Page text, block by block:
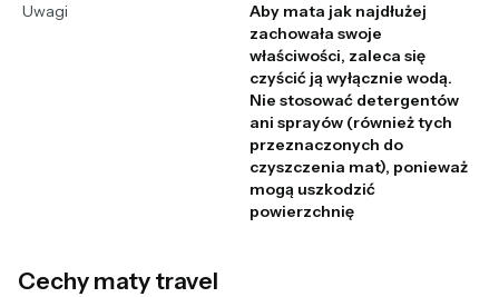
Uwagi
Aby mata jak najdłużej
zachowała swoje
właściwości, zaleca się
czyścić ją wyłącznie wodą.
Nie stosować detergentów
ani sprayów (również tych
przeznaczonych do
czyszczenia mat), ponieważ
mogą uszkodzić
powierzchnię
Cechy maty travel